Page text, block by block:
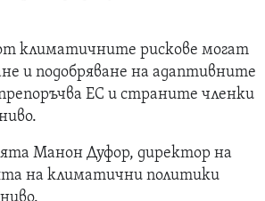
климатичните рискове могат
и подобряване на адаптивните
ЕС и страните членки
Манон Дуфор, директор на
на климатични политики